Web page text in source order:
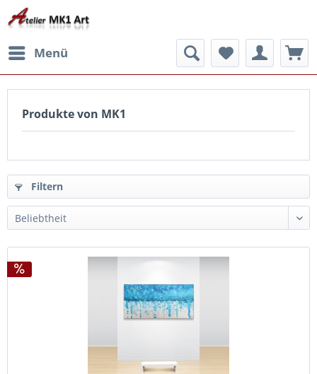
Menü
Produkte von MK1
Filtern